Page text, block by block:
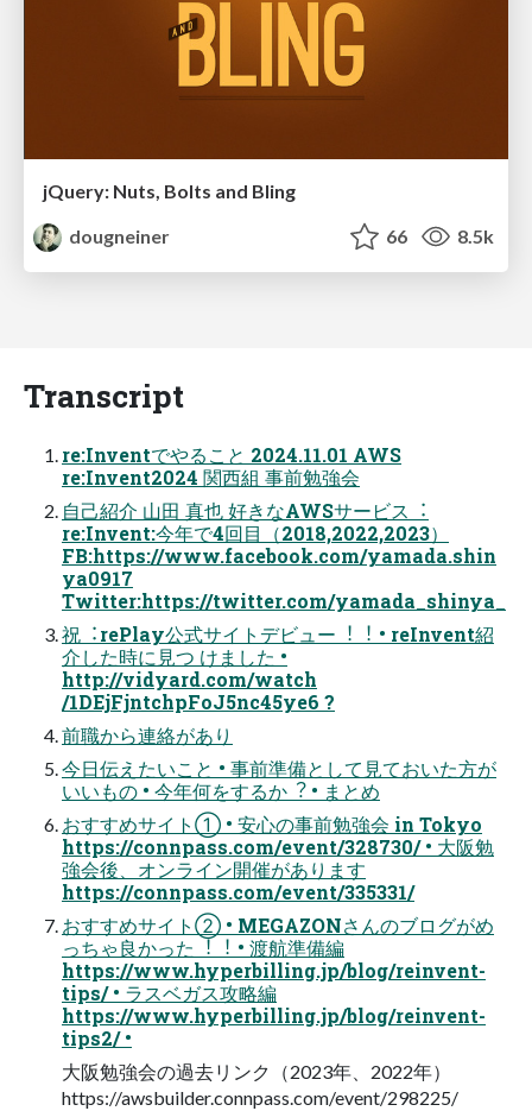
jQuery: Nuts, Bolts and Bling
dougneiner
66 8.5k
Transcript
re:Inventでやること 2024.11.01 AWS
re:Invent2024 関⻄組 事前勉強会
⾃⼰紹介 ⼭⽥ 真也 好きなAWSサービス︓
re:Invent:今年で4回⽬（2018,2022,2023）
FB:https://www.facebook.com/yamada.shin
ya0917
Twitter:https://twitter.com/yamada_shinya_
祝︓rePlay公式サイトデビュー︕︕ • reInvent紹
介した時に⾒つ けました •
http://vidyard.com/watch
/1DEjFjntchpFoJ5nc45ye6 ?
前職から連絡があり
今⽇伝えたいこと • 事前準備として⾒ておいた⽅が
いいもの • 今年何をするか︖ • まとめ
おすすめサイト① • 安⼼の事前勉強会 in Tokyo
https://connpass.com/event/328730/ • ⼤阪勉
強会後、オンライン開催があります
https://connpass.com/event/335331/
おすすめサイト② • MEGAZONさんのブログがめ
っちゃ良かった︕︕ • 渡航準備編
https://www.hyperbilling.jp/blog/reinvent-
tips/ • ラスベガス攻略編
https://www.hyperbilling.jp/blog/reinvent-
tips2/ •
⼤阪勉強会の過去リンク（2023年、2022年）
https://awsbuilder.connpass.com/event/298225/